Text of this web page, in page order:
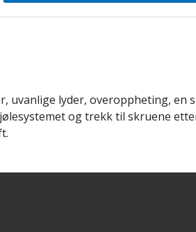
uvanlige lyder, overoppheting, en
og trekk til skruene